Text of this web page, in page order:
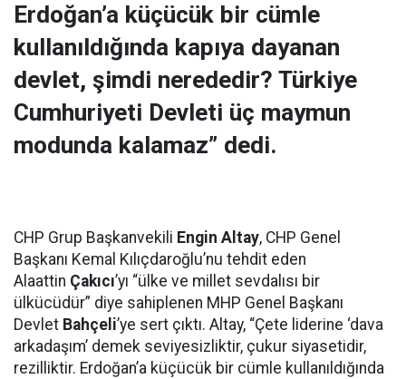
Erdoğan’a küçücük bir cümle
kullanıldığında kapıya dayanan
devlet, şimdi nerededir? Türkiye
Cumhuriyeti Devleti üç maymun
modunda kalamaz” dedi.
CHP Grup Başkanvekili Engin Altay, CHP Genel
Başkanı Kemal Kılıçdaroğlu’nu tehdit eden
Alaattin Çakıcı’yı “ülke ve millet sevdalısı bir
ülkücüdür” diye sahiplenen MHP Genel Başkanı
Devlet Bahçeli’ye sert çıktı. Altay, “Çete liderine ‘dava
arkadaşım’ demek seviyesizliktir, çukur siyasetidir,
rezilliktir. Erdoğan’a küçücük bir cümle kullanıldığında